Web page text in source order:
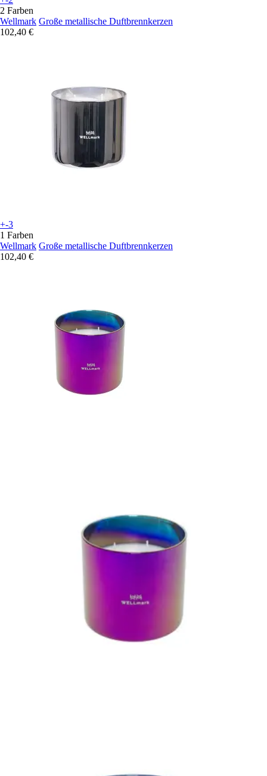
2 Farben
Wellmark Große metallische Duftbrennkerzen
102,40 €
+-3
1 Farben
Wellmark Große metallische Duftbrennkerzen
102,40 €